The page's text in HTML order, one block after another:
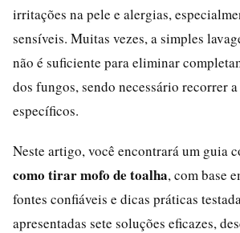
irritações na pele e alergias,
sensíveis. Muitas vezes, a simples
não é suficiente para eliminar
dos fungos, sendo necessário recorrer
específicos.
Neste artigo, você encontrará um guia
como tirar mofo de toalha, com base
fontes confiáveis e dicas práticas
apresentadas sete soluções eficazes,